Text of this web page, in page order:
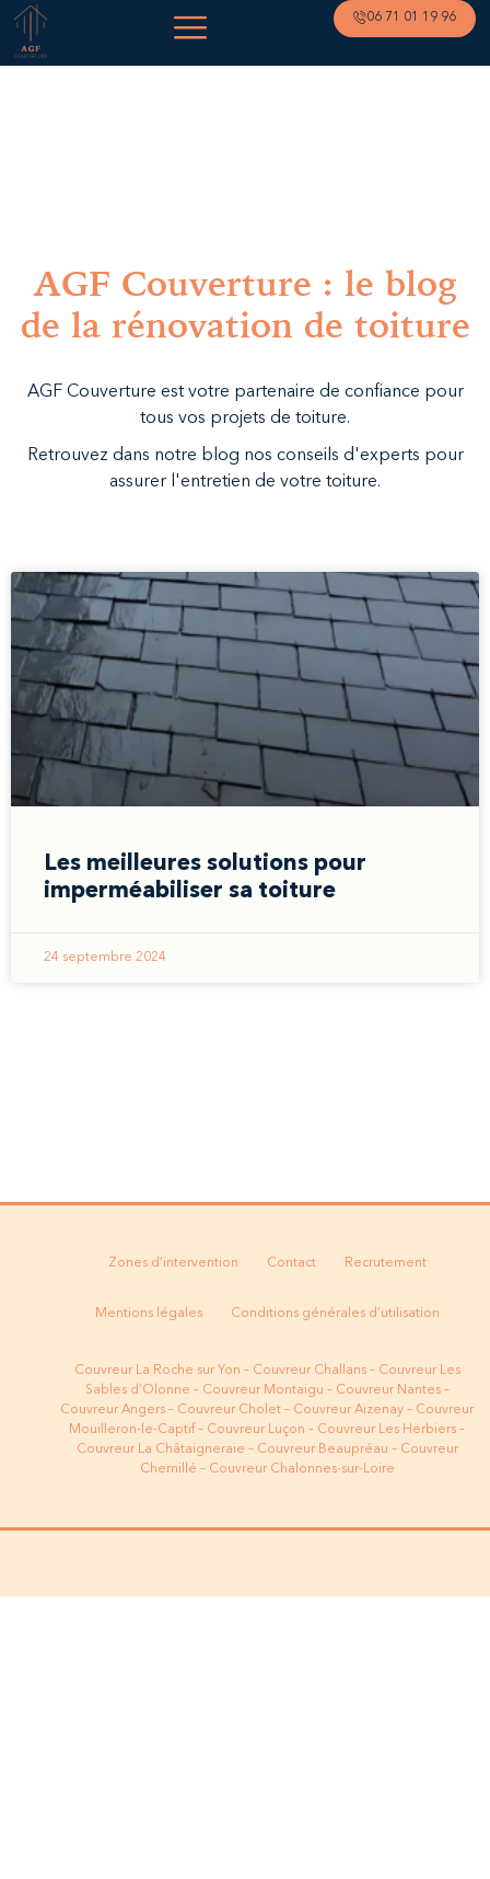
06 71 01 19 96
AGF Couverture : le blog
de la rénovation de toiture
AGF Couverture est votre partenaire de confiance pour
tous vos projets de toiture.
Retrouvez dans notre blog nos conseils d'experts pour
assurer l'entretien de votre toiture.
Les meilleures solutions pour
imperméabiliser sa toiture
24 septembre 2024
Zones d’intervention Contact Recrutement
Mentions légales Conditions générales d’utilisation
Couvreur La Roche sur Yon –Couvreur Challans– Couvreur Les
Sables d’Olonne – Couvreur Montaigu – Couvreur Nantes–
Couvreur Angers – Couvreur Cholet – Couvreur Aizenay – Couvreur
Mouilleron-le-Captif – Couvreur Luçon – Couvreur Les Herbiers –
Couvreur La Châtaigneraie – Couvreur Beaupréau – Couvreur
Chemillé – Couvreur Chalonnes-sur-Loire